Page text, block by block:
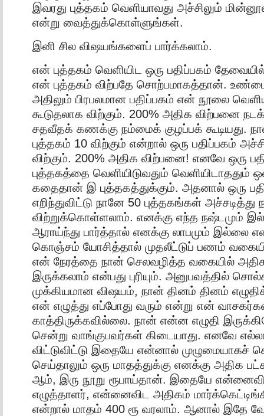
இவரது புத்தகம் வெளியாவது அச்சிலும்
என்று வைத்துக்கொள்ளுங்கள்.
இனி சில விஷயங்களைப் பார்க்கலாம்.
என் புத்தகம் வெளியிட ஒரு பதிப்பகம்
என் புத்தகம் விற்பதே சொற்பமாகத்தான்.
அதிலும் பிரபலமான பதிப்பகம் என் நூலை
கூடுதலாக விற்கும். 200% அதிக விற்பனை
சதவீதக் கணக்கு நம்மைக் குழப்பக் கூடியது.
புத்தகம் 10 விற்கும் என்றால் ஒரு பதிப்பகம்
விற்கும். 200% அதிக விற்பனை! எனவே ஒரு
புத்தகத்தை வெளியிடுவதும் வெளியிடாததும்
கதைதான் இ புத்தகத்துக்கும். அதனால் ஒரு
எறிந்துவிட்டு நானே 50 புத்தகங்கள் அச்சடித்து
விற்றுக்கொள்ளலாம். எனக்கு எந்த நஷ்டமும்
ஆராய்ந்து பார்த்தால் எனக்கு லாபமும் இல்லை
கொஞ்சம் யோசித்தால் முதலீட்டுப் பணம்
என் நேரத்தை நான் செலவழித்த வகையில்
இருக்கலாம் என்பது புரியும். அனுபவத்தில்
முக்கியமான விஷயம், நான் தினம் தினம்
என் எழுத்து எப்போது வரும் என்று என்
காத்திருக்கவில்லை. நான் என்ன எழுதி
சென்று வாங்குபவர்கள் கிடையாது. எனவே
விட்டுவிட்டு இதையே என்னால் முழுமையாகச்
செய்தாலும் ஒரு மாதத்துக்கு எனக்கு அதிக
ஆம், இரு நூறு ரூபாய்தான். இதையே
எழுத்தாளர், என்னைவிட அதிகம்
என்றால் மாதம் 400 ரூ வரலாம். ஆனால் இதே